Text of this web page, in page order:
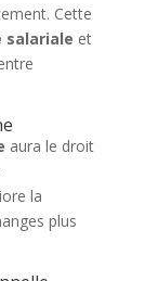
Cette
salariale et
aura le droit
la
plus